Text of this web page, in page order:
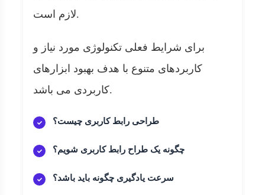
لازم است.
برای شرایط فعلی تکنولوژی مورد نیاز و
کاربردهای متنوع با هدف بهبود ابزارهای
کاربردی می باشد.
طراحی رابط کاربری چیست؟
چگونه یک طراح رابط کاربری شویم؟
سرعت یادگیری چگونه باید باشد؟